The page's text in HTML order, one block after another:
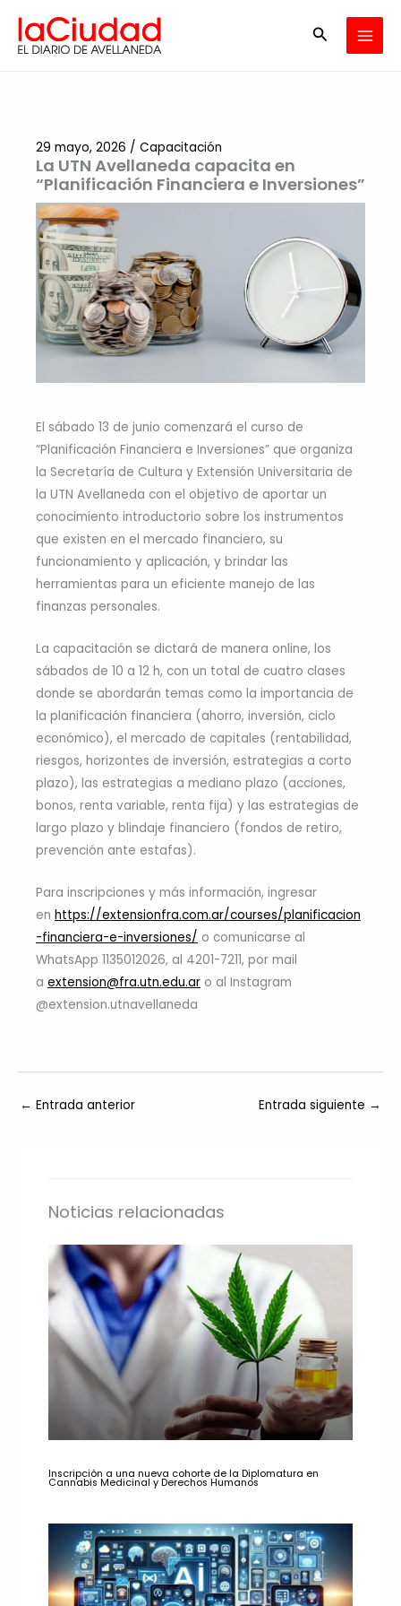
contenido
Buscar
La UTN Avellaneda capacita en
“Planificación Financiera e Inversiones”
29 mayo, 2026 / Capacitación
El sábado 13 de junio comenzará el curso de
“Planificación Financiera e Inversiones” que organiza
la Secretaría de Cultura y Extensión Universitaria de
la UTN Avellaneda con el objetivo de aportar un
conocimiento introductorio sobre los instrumentos
que existen en el mercado financiero, su
funcionamiento y aplicación, y brindar las
herramientas para un eficiente manejo de las
finanzas personales.
La capacitación se dictará de manera online, los
sábados de 10 a 12 h, con un total de cuatro clases
donde se abordarán temas como la importancia de
la planificación financiera (ahorro, inversión, ciclo
económico), el mercado de capitales (rentabilidad,
riesgos, horizontes de inversión, estrategias a corto
plazo), las estrategias a mediano plazo (acciones,
bonos, renta variable, renta fija) y las estrategias de
largo plazo y blindaje financiero (fondos de retiro,
prevención ante estafas).
Para inscripciones y más información, ingresar
en https://extensionfra.com.ar/courses/planificacion
-financiera-e-inversiones/ o comunicarse al
WhatsApp 1135012026, al 4201-7211, por mail
a extension@fra.utn.edu.ar o al Instagram
@extension.utnavellaneda
← Entrada anterior Entrada siguiente →
Noticias relacionadas
Inscripción a una nueva cohorte de la Diplomatura en
Cannabis Medicinal y Derechos Humanos